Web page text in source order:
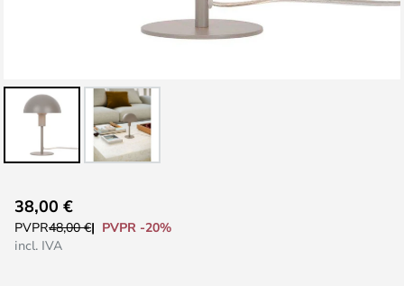
al
comienzo
38,00 €
PVPR48,00 €
PVPR -20%
incl. IVA